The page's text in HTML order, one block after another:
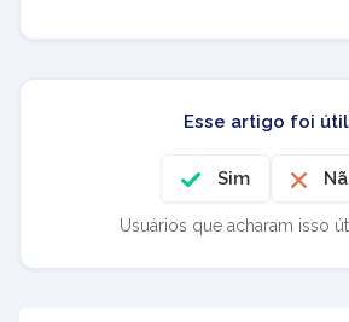
Esse artigo foi
Sim
Usuários que acharam isso